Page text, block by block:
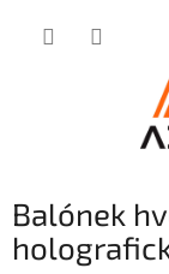
Balónek